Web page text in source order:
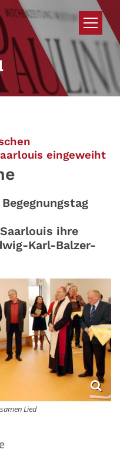
eingeweiht:
ihre
Karl-Balzer-
Lied